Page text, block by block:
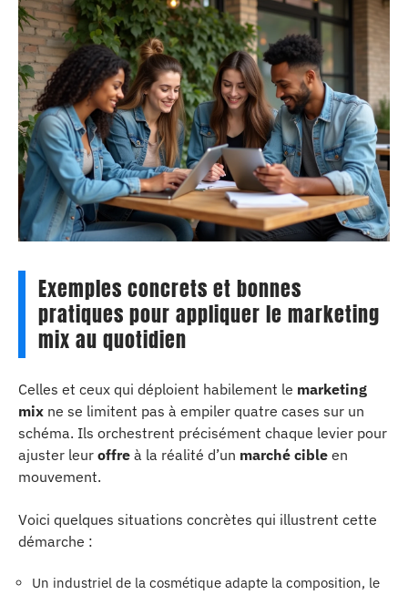
Exemples concrets et bonnes
pratiques pour appliquer le marketing
mix au quotidien
Celles et ceux qui déploient habilement le marketing
mix ne se limitent pas à empiler quatre cases sur un
schéma. Ils orchestrent précisément chaque levier pour
ajuster leur offre à la réalité d’un marché cible en
mouvement.
Voici quelques situations concrètes qui illustrent cette
démarche :
Un industriel de la cosmétique adapte la composition, le